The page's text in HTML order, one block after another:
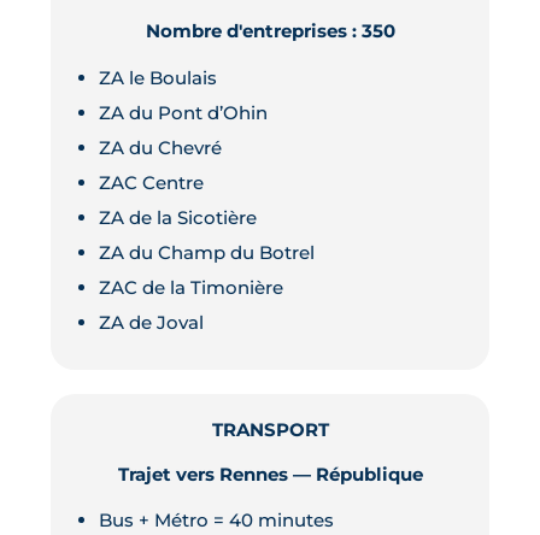
Nombre d'entreprises : 350
ZA le Boulais
ZA du Pont d’Ohin
ZA du Chevré
ZAC Centre
ZA de la Sicotière
ZA du Champ du Botrel
ZAC de la Timonière
ZA de Joval
TRANSPORT
Trajet vers Rennes — République
Bus + Métro = 40 minutes